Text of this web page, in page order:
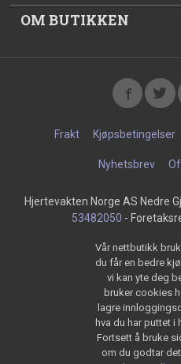
OM BUTIKKEN
Frakt Kjøpsbetingelser
Nyhetsbrev
Hjertevakten Norge AS Nedre
53482050 -
Vår nettbutikk
du får en bedre
vi kan yte deg
bruker cookies
lagre
hva du har puttet i
Fortsett å bruke
om du godtar